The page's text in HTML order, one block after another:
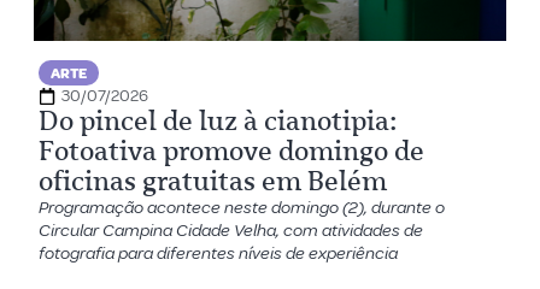
ARTE
30/07/2026
Do pincel de luz à cianotipia:
Fotoativa promove domingo de
oficinas gratuitas em Belém
Programação acontece neste domingo (2), durante o
Circular Campina Cidade Velha, com atividades de
fotografia para diferentes níveis de experiência